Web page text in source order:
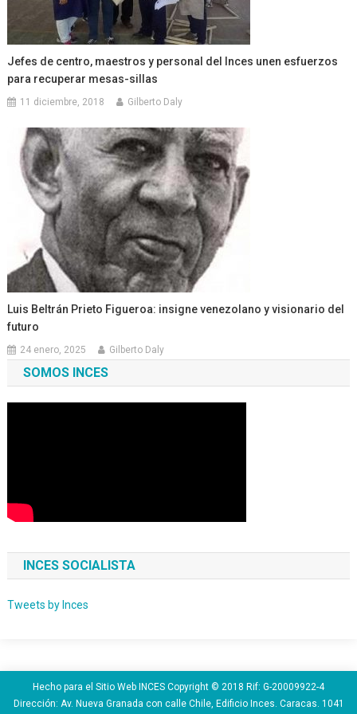
Jefes de centro, maestros y personal del Inces unen esfuerzos
para recuperar mesas-sillas
11 diciembre, 2018 Gilberto Daly
Luis Beltrán Prieto Figueroa: insigne venezolano y visionario del
futuro
24 enero, 2025 Gilberto Daly
SOMOS INCES
INCES SOCIALISTA
Tweets by Inces
Hecho para el Sitio Web INCES Copyright © 2018 Rif: G-20009922-4
Dirección: Av. Nueva Granada con calle Chile, Edificio Inces. Caracas. 1041